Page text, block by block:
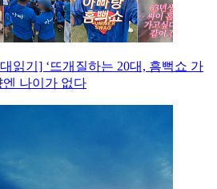
읽기] ‘뜨개질하는 20대, 흠뻑쇼 가
엔 나이가 없다